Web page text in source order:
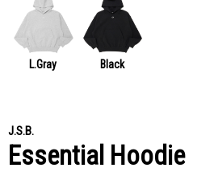
L.Gray Black
J.S.B.
Essential Hoodie